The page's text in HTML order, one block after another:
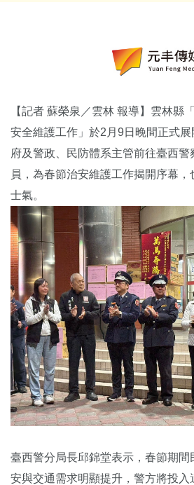
【記者 蘇榮泉／雲林 報導】雲林縣
安全維護工作」於2月9日晚間正式
府及警政、民防體系主管前往臺西警
員，為春節治安維護工作揭開序幕
士氣。
臺西警分局長邱錦堂表示，春節期
安與交通需求明顯提升，警方將投入